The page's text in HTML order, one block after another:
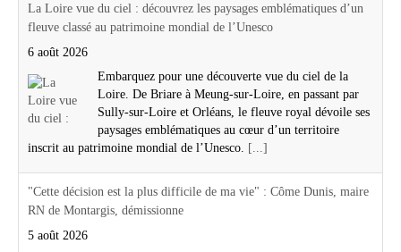
La Loire vue du ciel : découvrez les paysages emblématiques d’un
fleuve classé au patrimoine mondial de l’Unesco
6 août 2026
Embarquez pour une découverte vue du ciel de la
Loire. De Briare à Meung-sur-Loire, en passant par
Sully-sur-Loire et Orléans, le fleuve royal dévoile ses
paysages emblématiques au cœur d’un territoire
inscrit au patrimoine mondial de l’Unesco. [...]
"Cette décision est la plus difficile de ma vie" : Côme Dunis, maire
RN de Montargis, démissionne
5 août 2026